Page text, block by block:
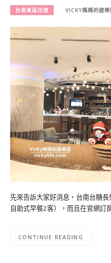
台南東區住宿 VICKY媽媽的遊樂
先來告訴大家好消息，台南台糖
自助式早餐2客），而且在官網
CONTINUE READING